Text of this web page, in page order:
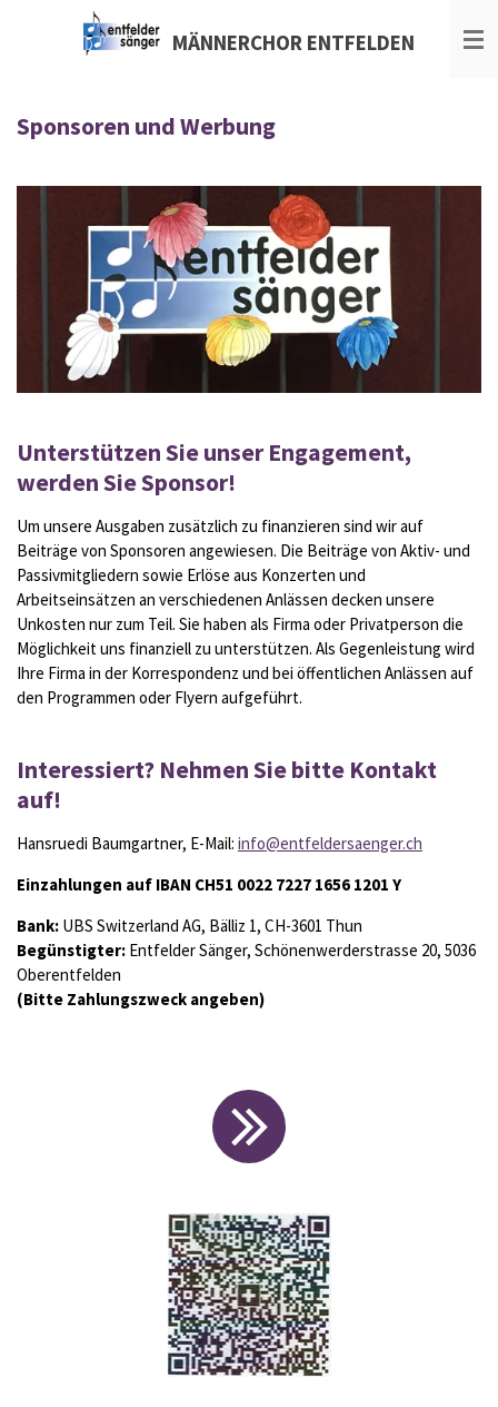
Hauptinhalt
MÄNNERCHOR ENTFELDEN
Sponsoren und Werbung
Unterstützen Sie unser Engagement,
werden Sie Sponsor!
Um unsere Ausgaben zusätzlich zu finanzieren sind wir auf
Beiträge von Sponsoren angewiesen. Die Beiträge von Aktiv- und
Passivmitgliedern sowie Erlöse aus Konzerten und
Arbeitseinsätzen an verschiedenen Anlässen decken unsere
Unkosten nur zum Teil. Sie haben als Firma oder Privatperson die
Möglichkeit uns finanziell zu unterstützen. Als Gegenleistung wird
Ihre Firma in der Korrespondenz und bei öffentlichen Anlässen auf
den Programmen oder Flyern aufgeführt.
Interessiert? Nehmen Sie bitte Kontakt
auf!
Hansruedi Baumgartner, E-Mail: info@entfeldersaenger.ch
Einzahlungen auf IBAN CH51 0022 7227 1656 1201 Y
Bank: UBS Switzerland AG, Bälliz 1, CH-3601 Thun
Begünstigter: Entfelder Sänger, Schönenwerderstrasse 20, 5036
Oberentfelden
(Bitte Zahlungszweck angeben)